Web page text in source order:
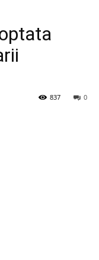
0
837